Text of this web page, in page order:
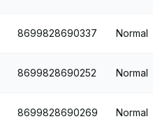
8699828690337 Normal
8699828690252 Normal
8699828690269 Normal